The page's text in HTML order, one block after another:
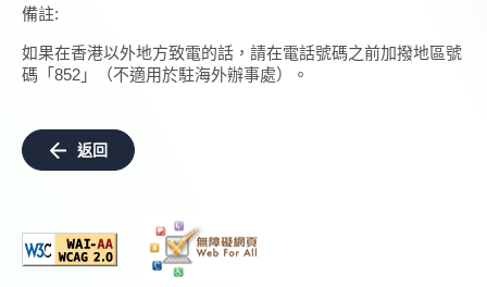
備註:
如果在香港以外地方致電的話，請在電話號碼之前加撥地區號
碼「852」（不適用於駐海外辦事處）。
返回